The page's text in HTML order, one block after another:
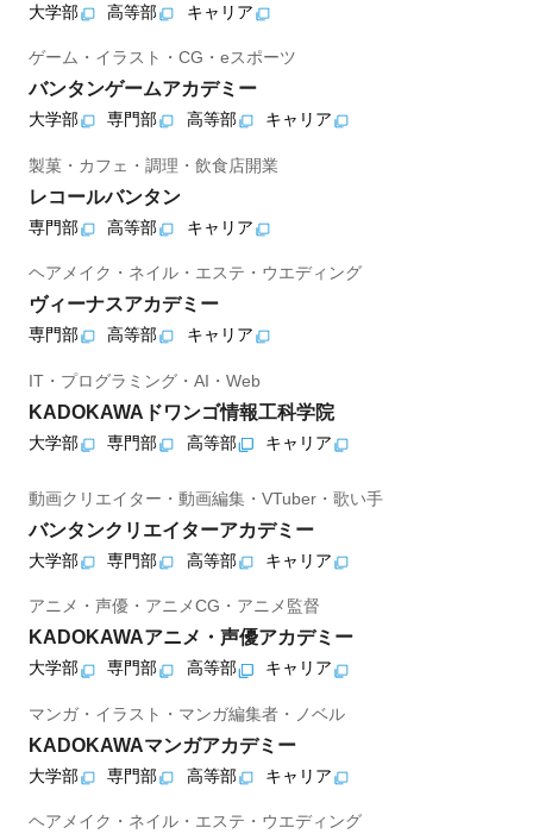
大学部 高等部 キャリア
ゲーム・イラスト・CG・eスポーツ
バンタンゲームアカデミー
大学部 専門部 高等部 キャリア
製菓・カフェ・調理・飲食店開業
レコールバンタン
専門部 高等部 キャリア
ヘアメイク・ネイル・エステ・ウエディング
ヴィーナスアカデミー
専門部 高等部 キャリア
IT・プログラミング・AI・Web
KADOKAWAドワンゴ情報工科学院
大学部 専門部 高等部 キャリア
動画クリエイター・動画編集・VTuber・歌い手
バンタンクリエイターアカデミー
大学部 専門部 高等部 キャリア
アニメ・声優・アニメCG・アニメ監督
KADOKAWAアニメ・声優アカデミー
大学部 専門部 高等部 キャリア
マンガ・イラスト・マンガ編集者・ノベル
KADOKAWAマンガアカデミー
大学部 専門部 高等部 キャリア
ヘアメイク・ネイル・エステ・ウエディング